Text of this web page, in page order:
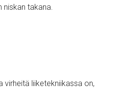
niskan takana.
virheitä liiketekniikassa on,